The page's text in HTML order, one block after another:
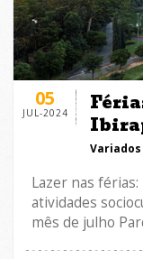
05
JUL-2024
Variados
Lazer nas
atividades
mês de julho